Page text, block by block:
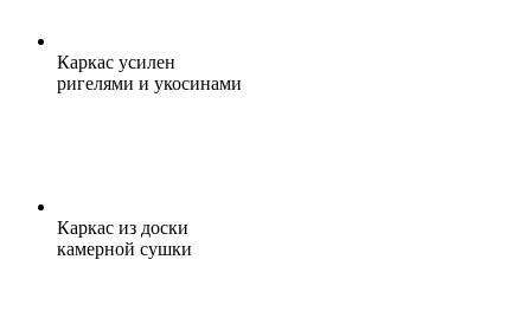
Каркас усилен
ригелями и укосинами
Каркас из доски
камерной сушки